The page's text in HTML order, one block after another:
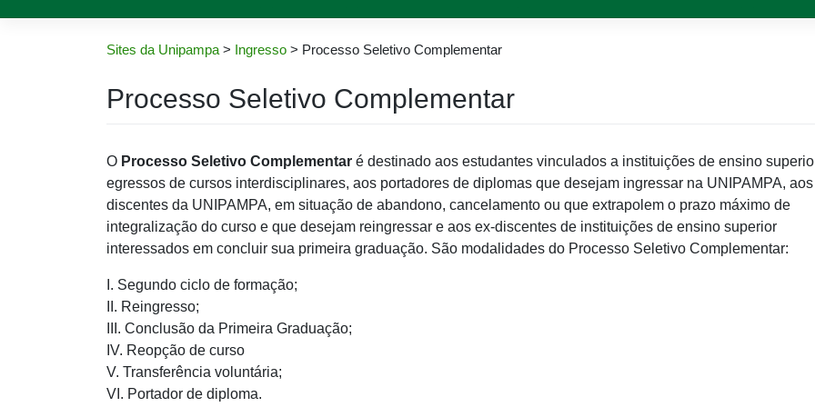
Sites da Unipampa > Ingresso > Processo Seletivo Complementar
Processo Seletivo Complementar
O Processo Seletivo Complementar é destinado aos estudantes vinculados a instituições de ensino
egressos de cursos interdisciplinares, aos portadores de diplomas que desejam ingressar na UNIPAMPA,
discentes da UNIPAMPA, em situação de abandono, cancelamento ou que extrapolem o prazo máximo de
integralização do curso e que desejam reingressar e aos ex-discentes de instituições de ensino superior
interessados em concluir sua primeira graduação. São modalidades do Processo Seletivo Complementar:
I. Segundo ciclo de formação;
II. Reingresso;
III. Conclusão da Primeira Graduação;
IV. Reopção de curso
V. Transferência voluntária;
VI. Portador de diploma.